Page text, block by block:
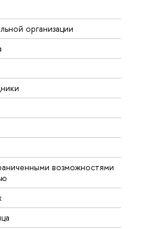
организации
возможностями